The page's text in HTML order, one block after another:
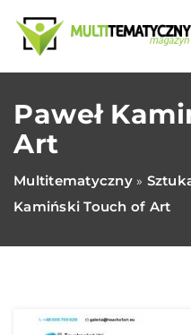
Paweł
Art
Multitematyczny»
Kamiński Touch of Art